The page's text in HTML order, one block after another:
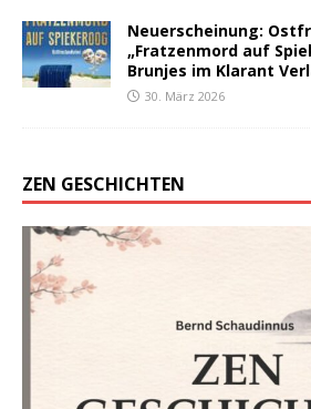
Neuerscheinung:
„Fratzenmord auf
Brunjes im Klarant
30. März 2026
ZEN GESCHICHTEN